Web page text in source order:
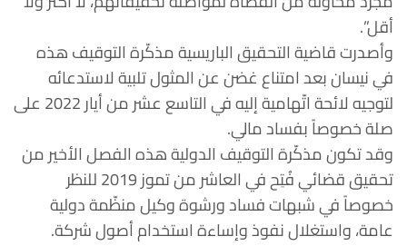
أقل”.
وأصدرت قاضية التحقيق الباريسية مذكّرة التوقيف هذه
في نيسان بعد امتناع غضن عن المثول تلبية لاستدعائه
لتوجيه لائحة اتّهامية إليه في التاسع عشر من أيار 2022 على
صلة خصوصاً بفساد مالي.
وقد تكون مذكّرة التوقيف الدولية هذه الفصل الأخير من
تحقيق قضائي فُتِح في العاشر من تموز 2019 للنظر
خصوصاً في شبهات فساد ورشوة وكيل منظّمة دولية
عامة، واستغلال نفوذ وإساءة استخدام أصول شركة.